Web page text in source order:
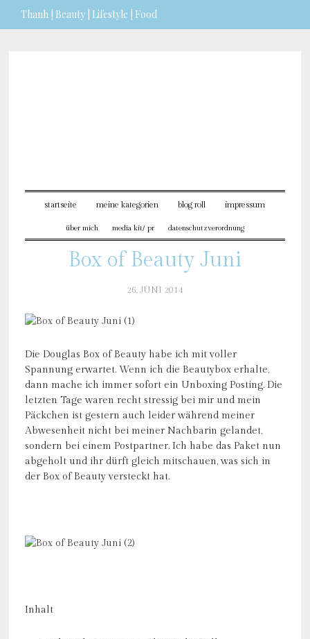
Thanh | Beauty | Lifestyle | Food
startseite meine kategorien blog roll impressum
über mich media kit/ pr datenschutzverordnung
Box of Beauty Juni
26. JUNI 2014
Die Douglas Box of Beauty habe ich mit voller
Spannung erwartet. Wenn ich die Beautybox erhalte,
dann mache ich immer sofort ein Unboxing Posting. Die
letzten Tage waren recht stressig bei mir und mein
Päckchen ist gestern auch leider während meiner
Abwesenheit nicht bei meiner Nachbarin gelandet,
sondern bei einem Postpartner. Ich habe das Paket nun
abgeholt und ihr dürft gleich mitschauen, was sich in
der Box of Beauty versteckt hat.
Inhalt